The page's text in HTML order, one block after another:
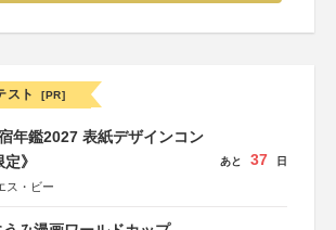
スト [PR]
年鑑2027 表紙デザインコン
》
ス・ビー
あと 37 日